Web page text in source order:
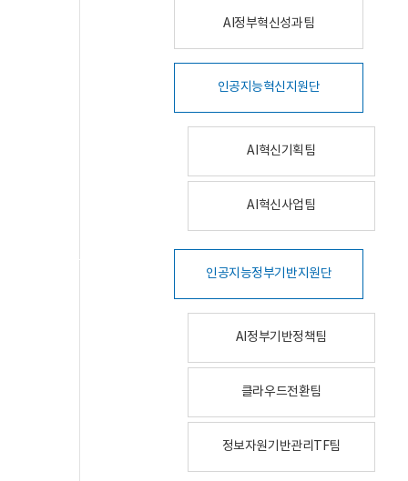
AI정부혁신성과팀
인공지능혁신지원단
AI혁신기획팀
AI혁신사업팀
인공지능정부기반지원단
AI정부기반정책팀
클라우드전환팀
정보자원기반관리TF팀